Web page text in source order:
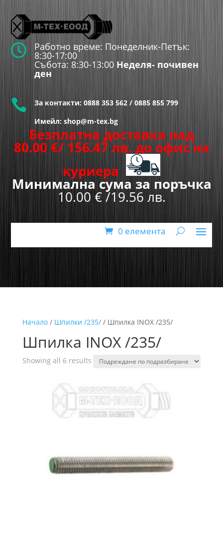
 Работно време: Понеделник-Петък:
8:30-17:00
Събота: 8:30-13:00 Неделя- почивен
ден
 За контакти: 0888 353 562 / 0885 855 799
Имейл: shop@m-tex.bg
Безплатна доставка над
80.00 €/ 156.47 лв. до офис на
куриера
Минимална сума за поръчка
10.00 € /19.56 лв.
0 елемента
Начало/ Шпилки /235// Шпилка INOX /235/
Шпилка INOX /235/
Showing all 6 results